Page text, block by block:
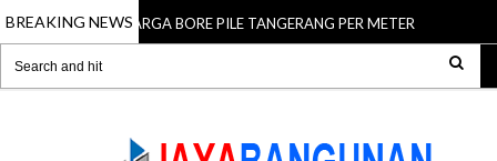
BREAKING NEWS
01 Dec 2025 HARGA BORE PILE TANGERANG PER METER